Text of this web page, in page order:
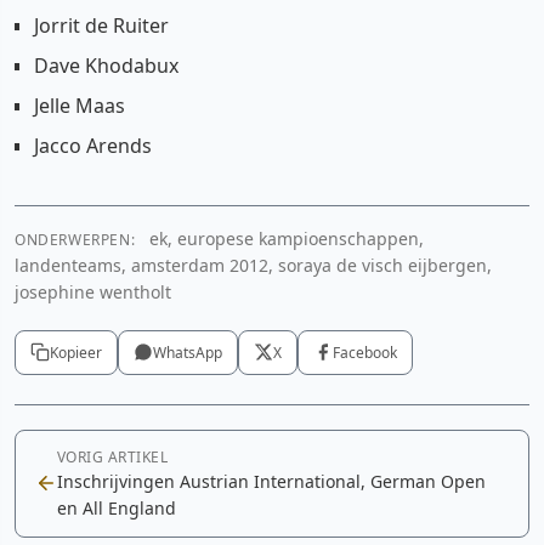
Jorrit de Ruiter
Dave Khodabux
Jelle Maas
Jacco Arends
ONDERWERPEN:
ek, europese kampioenschappen,
landenteams, amsterdam 2012, soraya de visch eijbergen,
josephine wentholt
Kopieer WhatsApp X Facebook
VORIG ARTIKEL
Inschrijvingen Austrian International, German Open
en All England